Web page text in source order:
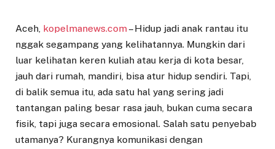
Aceh, kopelmanews.com– Hidup jadi anak rantau itu
nggak segampang yang kelihatannya. Mungkin dari
luar kelihatan keren kuliah atau kerja di kota besar,
jauh dari rumah, mandiri, bisa atur hidup sendiri. Tapi,
di balik semua itu, ada satu hal yang sering jadi
tantangan paling besar rasa jauh, bukan cuma secara
fisik, tapi juga secara emosional. Salah satu penyebab
utamanya? Kurangnya komunikasi dengan